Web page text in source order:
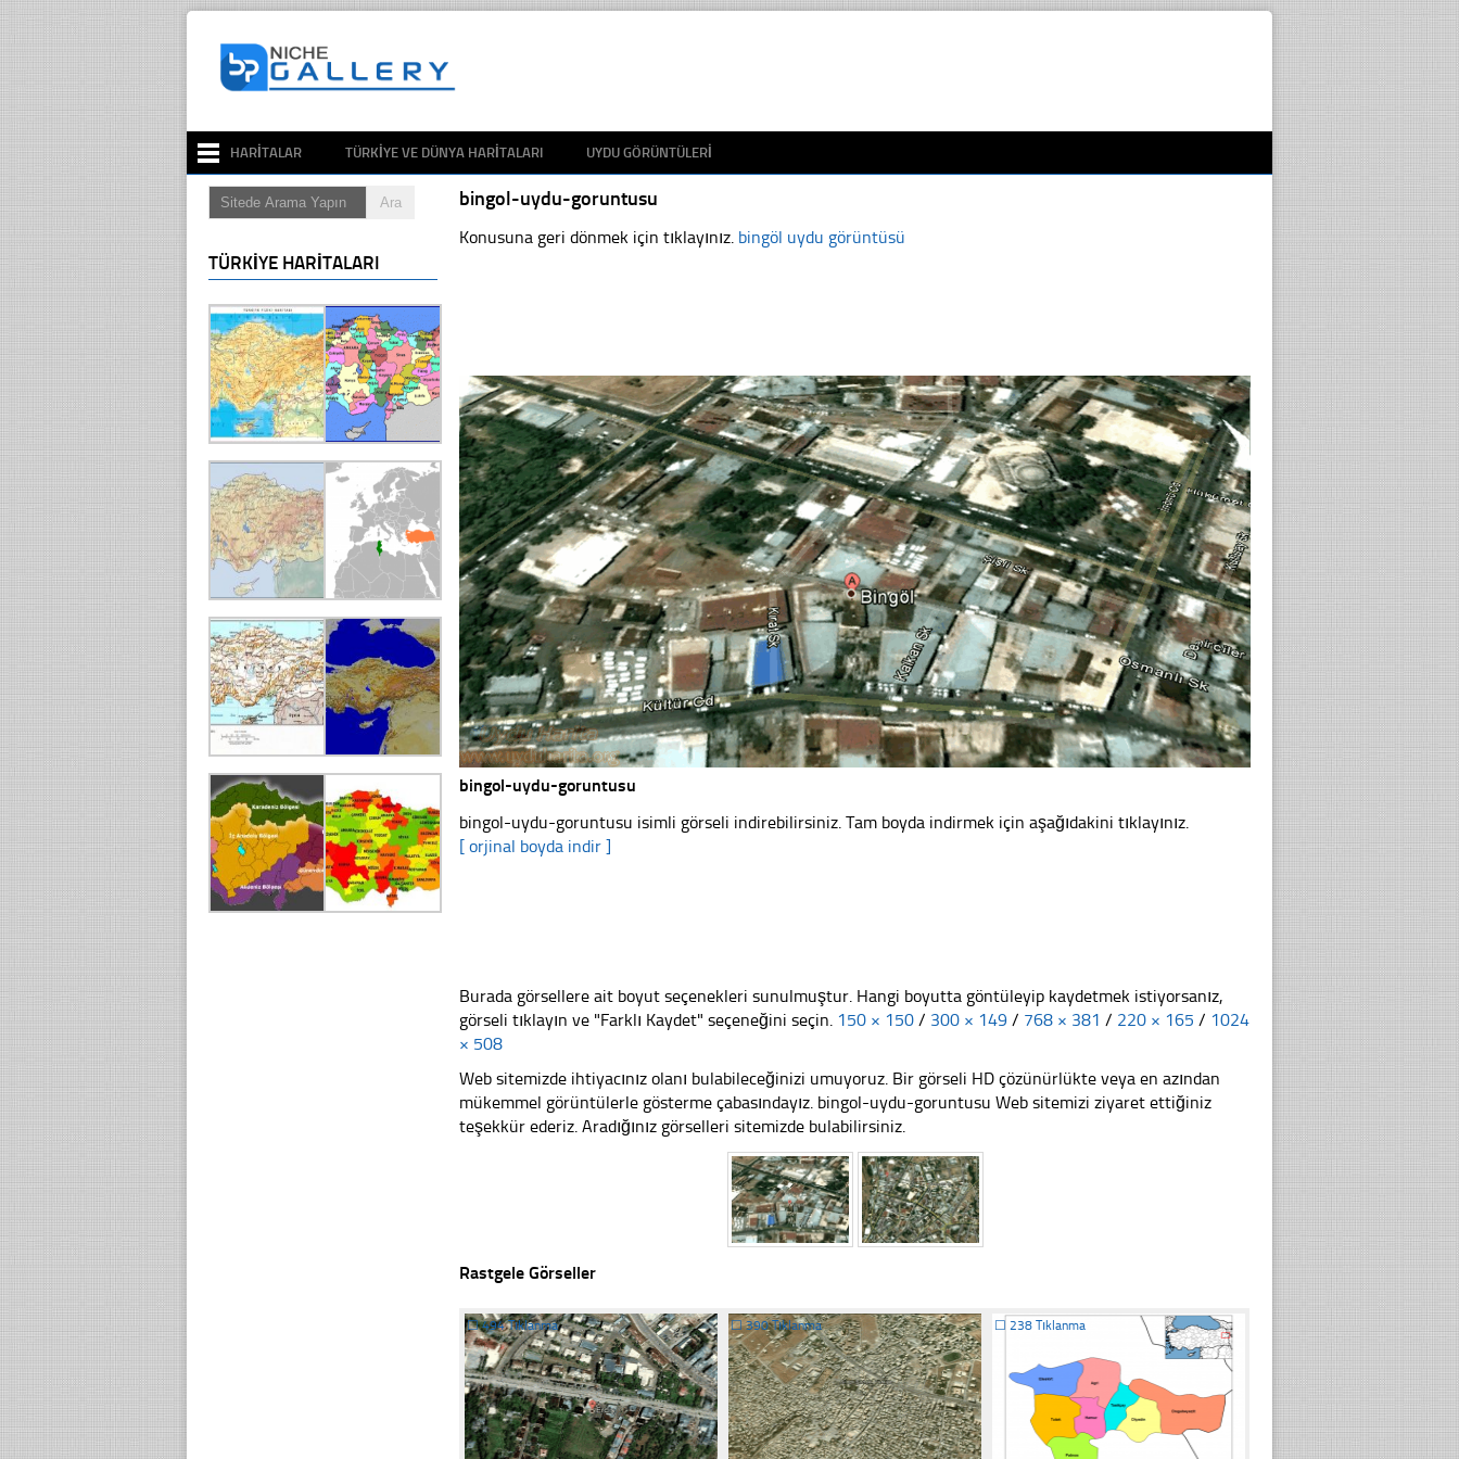
HARITALAR TÜRKIYE VE DÜNYA HARITALARI UYDU GÖRÜNTÜLERI
bingol-uydu-goruntusu
Konusuna geri dönmek için tıklayınız. bingöl uydu görüntüsü
bingol-uydu-goruntusu
bingol-uydu-goruntusu isimli görseli indirebilirsiniz. Tam boyda indirmek için aşağıdakini tıklayınız.
[ orjinal boyda indir ]
Burada görsellere ait boyut seçenekleri sunulmuştur. Hangi boyutta göntüleyip kaydetmek istiyorsanız,
görseli tıklayın ve "Farklı Kaydet" seçeneğini seçin. 150 × 150 / 300 × 149 / 768 × 381 / 220 × 165 / 1024
× 508
Web sitemizde ihtiyacınız olanı bulabileceğinizi umuyoruz. Bir görseli HD çözünürlükte veya en azından
mükemmel görüntülerle gösterme çabasındayız. bingol-uydu-goruntusu Web sitemizi ziyaret ettiğiniz
teşekkür ederiz. Aradığınız görselleri sitemizde bulabilirsiniz.
Rastgele Görseller
☐494 Tıklanma ☐390 Tıklanma ☐ 238 Tıklanma
TÜRKIYE HARITALARI